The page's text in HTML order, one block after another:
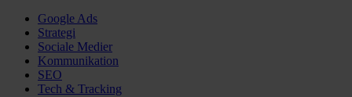
Google Ads
Strategi
Sociale Medier
Kommunikation
SEO
Tech & Tracking